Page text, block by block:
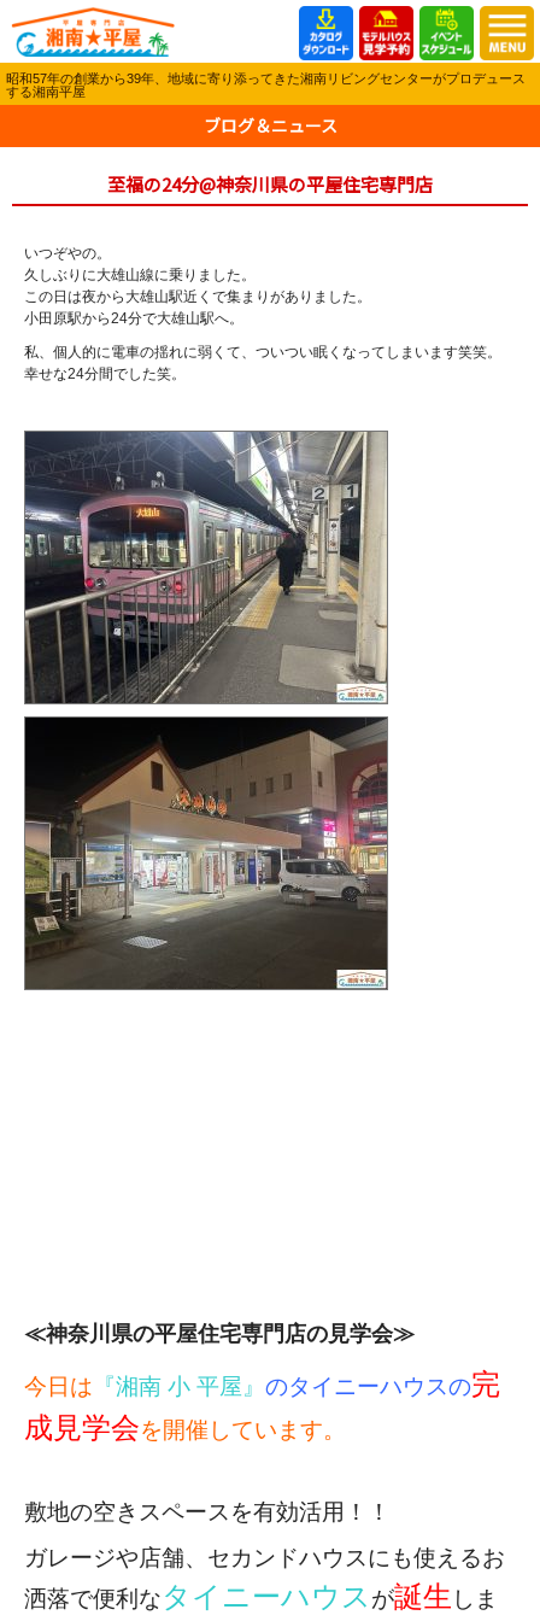
昭和57年の創業から39年、地域に寄り添ってきた湘南リビングセンターがプロデュース
する湘南平屋
ブログ＆ニュース
至福の24分@神奈川県の平屋住宅専門店
いつぞやの。
久しぶりに大雄山線に乗りました。
この日は夜から大雄山駅近くで集まりがありました。
小田原駅から24分で大雄山駅へ。
私、個人的に電車の揺れに弱くて、ついつい眠くなってしまいます笑笑。
幸せな24分間でした笑。
≪神奈川県の平屋住宅専門店の見学会≫
今日は 『湘南 小 平屋』 のタイニーハウスの完
成見学会を開催しています。
敷地の空きスペースを有効活用！！
ガレージや店舗、セカンドハウスにも使えるお
洒落で便利なタイニーハウス が誕生 しま